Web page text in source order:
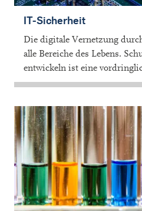
IT-Sicherheit
Die digitale Vernetzung
alle Bereiche des Lebens.
entwickeln ist eine